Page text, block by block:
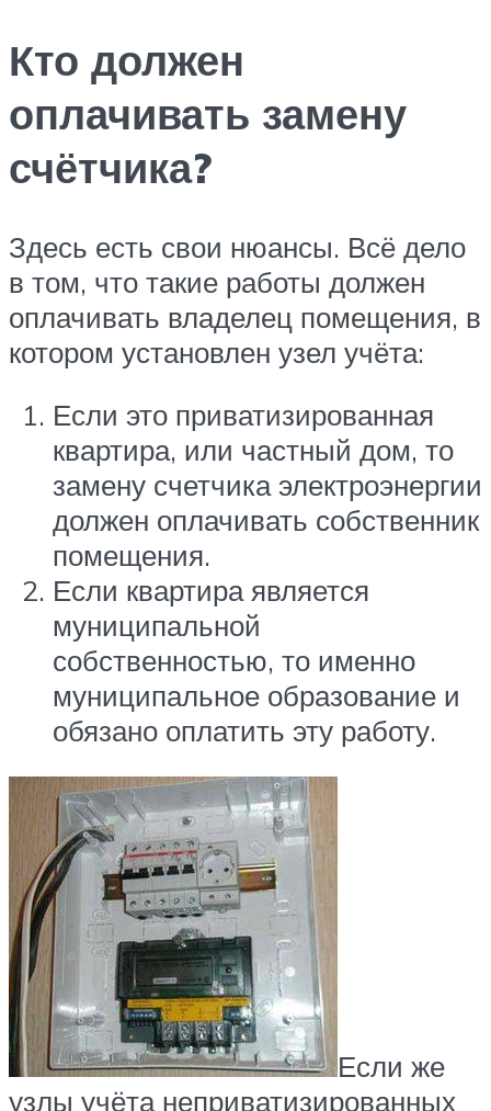
Кто должен
оплачивать замену
счётчика?
Здесь есть свои нюансы. Всё дело
в том, что такие работы должен
оплачивать владелец помещения, в
котором установлен узел учёта:
Если это приватизированная
квартира, или частный дом, то
замену счетчика электроэнергии
должен оплачивать собственник
помещения.
Если квартира является
муниципальной
собственностью, то именно
муниципальное образование и
обязано оплатить эту работу.
Если же
узлы учёта неприватизированных